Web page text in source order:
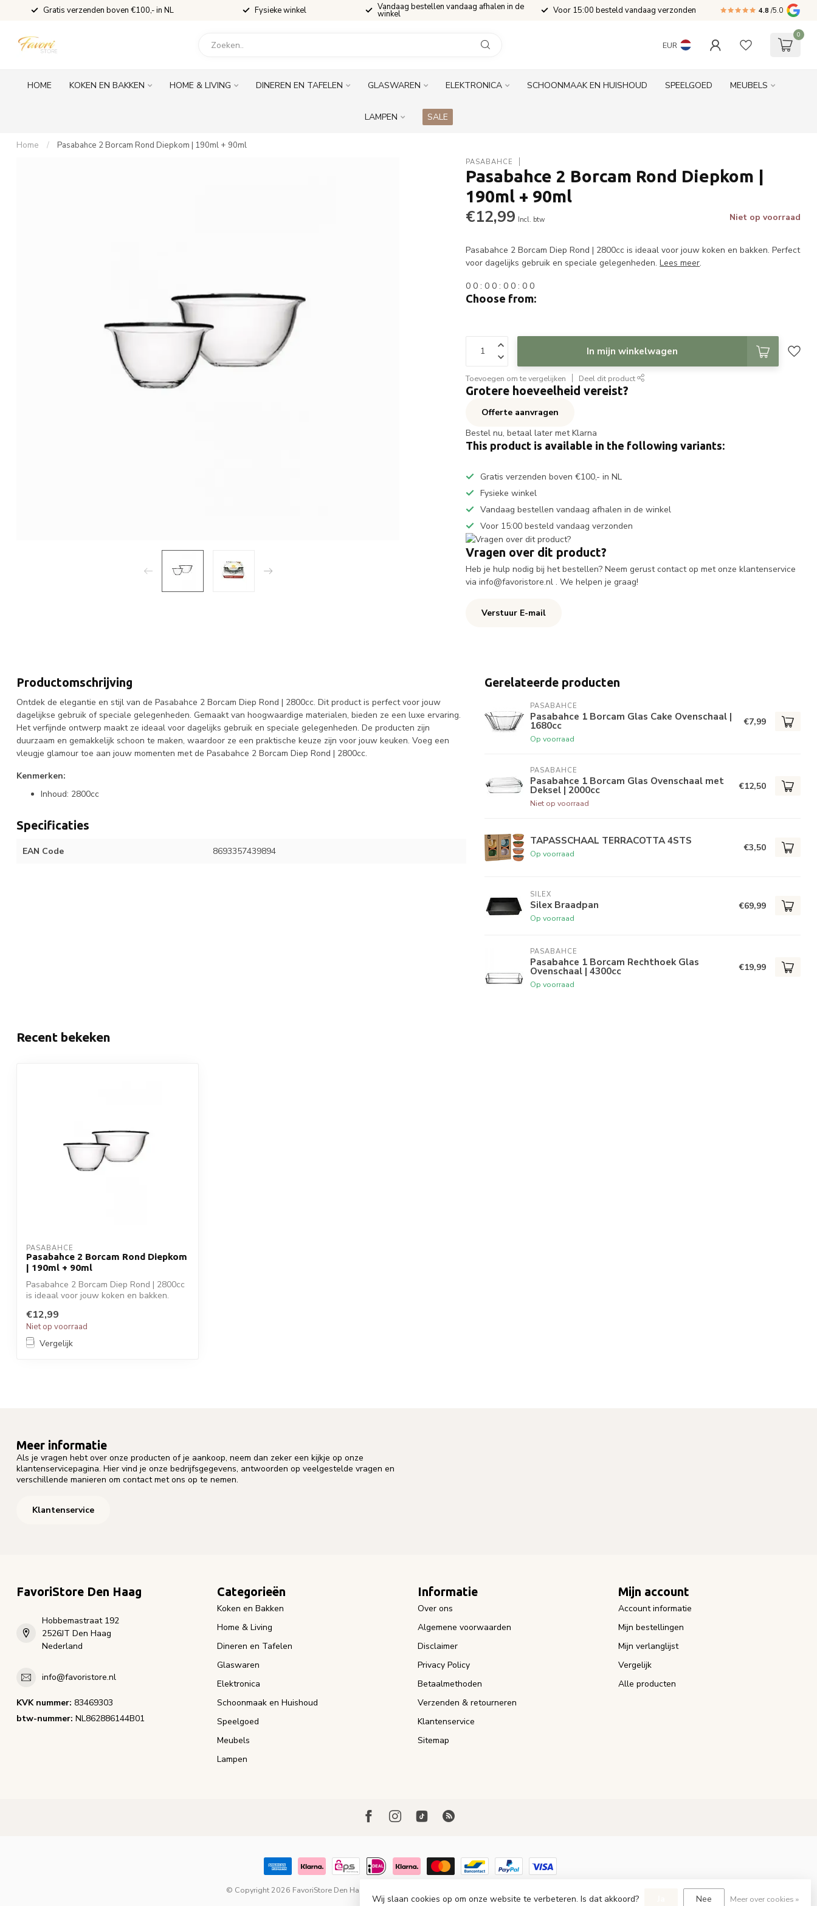
Gratis verzenden boven €100,- in NL Fysieke winkel Vandaag bestellen vandaag afhalen in de
winkel Voor 15:00 besteld vandaag verzonden 4.8 /5.0
EUR
0
HOME KOKEN EN BAKKEN HOME & LIVING DINEREN EN TAFELEN GLASWAREN ELEKTRONICA SCHOONMAAK EN HUISHOUD SPEELGOED MEUBELS
LAMPEN SALE
Home / Pasabahce 2 Borcam Rond Diepkom | 190ml + 90ml
PASABAHCE
Pasabahce 2 Borcam Rond Diepkom |
190ml + 90ml
€12,99 Incl. btw Niet op voorraad
Pasabahce 2 Borcam Diep Rond | 2800cc is ideaal voor jouw koken en bakken. Perfect
voor dagelijks gebruik en speciale gelegenheden.Lees meer.
0 0 :0 0 :0 0 :0 0
Choose from:
In mijn winkelwagen
Toevoegen om te vergelijken Deel dit product
Grotere hoeveelheid vereist?
Offerte aanvragen
Bestel nu, betaal later met Klarna
This product is available in the following variants:
Gratis verzenden boven €100,- in NL
Fysieke winkel
Vandaag bestellen vandaag afhalen in de winkel
Voor 15:00 besteld vandaag verzonden
Vragen over dit product?
Heb je hulp nodig bij het bestellen? Neem gerust contact op met onze klantenservice
viainfo@favoristore.nl . We helpen je graag!
Verstuur E-mail
Productomschrijving
Ontdek de elegantie en stijl van de Pasabahce 2 Borcam Diep Rond | 2800cc. Dit product is perfect voor jouw
dagelijkse gebruik of speciale gelegenheden. Gemaakt van hoogwaardige materialen, bieden ze een luxe ervaring.
Het verfijnde ontwerp maakt ze ideaal voor dagelijks gebruik en speciale gelegenheden. De producten zijn
duurzaam en gemakkelijk schoon te maken, waardoor ze een praktische keuze zijn voor jouw keuken. Voeg een
vleugje glamour toe aan jouw momenten met de Pasabahce 2 Borcam Diep Rond | 2800cc.
Kenmerken:
Inhoud: 2800cc
Specificaties
EAN Code 8693357439894
Gerelateerde producten
PASABAHCE
Pasabahce 1 Borcam Glas Cake Ovenschaal |
1680cc
Op voorraad
€7,99
PASABAHCE
Pasabahce 1 Borcam Glas Ovenschaal met
Deksel | 2000cc
Niet op voorraad
€12,50
TAPASSCHAAL TERRACOTTA 4STS
Op voorraad
€3,50
SILEX
Silex Braadpan
Op voorraad
€69,99
PASABAHCE
Pasabahce 1 Borcam Rechthoek Glas
Ovenschaal | 4300cc
Op voorraad
€19,99
Recent bekeken
PASABAHCE
Pasabahce 2 Borcam Rond Diepkom
| 190ml + 90ml
Pasabahce 2 Borcam Diep Rond | 2800cc
is ideaal voor jouw koken en bakken.
€12,99
Niet op voorraad
Vergelijk
Meer informatie
Als je vragen hebt over onze producten of je aankoop, neem dan zeker een kijkje op onze
klantenservicepagina. Hier vind je onze bedrijfsgegevens, antwoorden op veelgestelde vragen en
verschillende manieren om contact met ons op te nemen.
Klantenservice
FavoriStore Den Haag
Hobbemastraat 192
2526JT Den Haag
Nederland
info@favoristore.nl
KVK nummer: 83469303
btw-nummer: NL862886144B01
Categorieën
Koken en Bakken
Home & Living
Dineren en Tafelen
Glaswaren
Elektronica
Schoonmaak en Huishoud
Speelgoed
Meubels
Lampen
Informatie
Over ons
Algemene voorwaarden
Disclaimer
Privacy Policy
Betaalmethoden
Verzenden & retourneren
Klantenservice
Sitemap
Mijn account
Account informatie
Mijn bestellingen
Mijn verlanglijst
Vergelijk
Alle producten
© Copyright 2026 FavoriStore Den Haag
Wij slaan cookies op om onze website te verbeteren. Is dat akkoord? Nee Meer over cookies »